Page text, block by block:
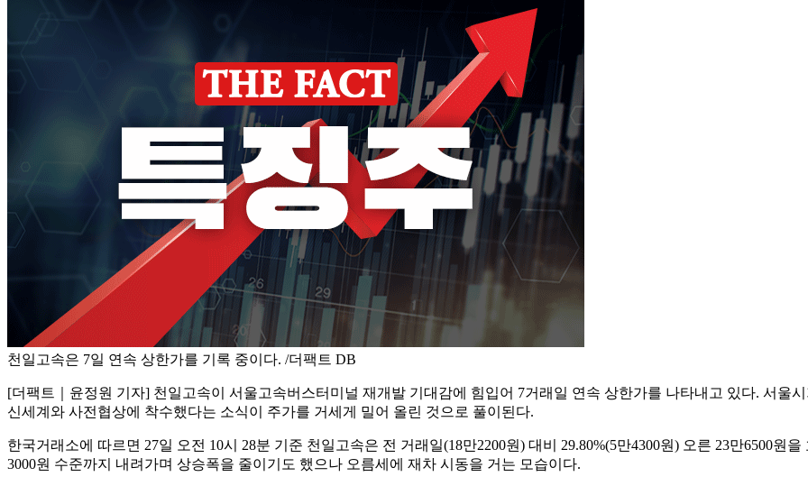
천일고속은 7일 연속 상한가를 기록 중이다. /더팩트 DB
[더팩트｜윤정원 기자] 천일고속이 서울고속버스터미널 재개발 기대감에 힘입어 7거래일 연속 상한가를 나타내고 있다. 서울
신세계와 사전협상에 착수했다는 소식이 주가를 거세게 밀어 올린 것으로 풀이된다.
한국거래소에 따르면 27일 오전 10시 28분 기준 천일고속은 전 거래일(18만2200원) 대비 29.80%(5만4300원) 오른 23만6500원
3000원 수준까지 내려가며 상승폭을 줄이기도 했으나 오름세에 재차 시동을 거는 모습이다.